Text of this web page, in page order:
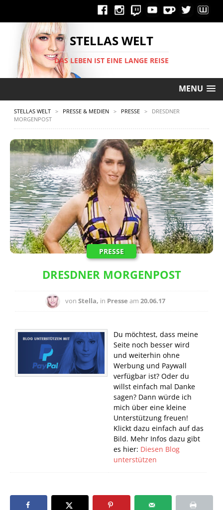
STELLAS WELT
DAS LEBEN IST EINE LANGE REISE
MENU
STELLAS WELT > PRESSE & MEDIEN > PRESSE > DRESDNER
MORGENPOST
PRESSE
DRESDNER MORGENPOST
von Stella, in Presse am 20.06.17
Du möchtest, dass meine
Seite noch besser wird
und weiterhin ohne
Werbung und Paywall
verfügbar ist? Oder du
willst einfach mal Danke
sagen? Dann würde ich
mich über eine kleine
Unterstützung freuen!
Klickt dazu einfach auf das
Bild. Mehr Infos dazu gibt
es hier: Diesen Blog
unterstützen